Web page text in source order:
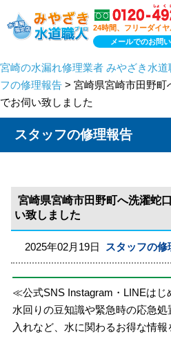
24時間、フリーダイヤ
メールでのお問
宮崎の水漏れ修理業者 みやざき水
フの修理報告 > 宮崎県宮崎市田野
でお伺い致しました
スタッフの修理報告
宮崎県宮崎市田野町へ洗濯蛇
い致しました
2025年02月19日 スタッフの修
≪公式SNS Instagram・LINEは
水回りの豆知識や緊急時の応急
入れなど、水に関わるお得な情報